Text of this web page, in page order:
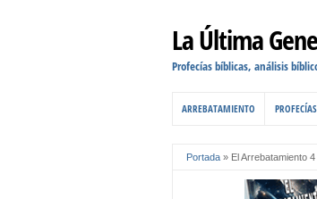
La Última
Profecías bíblicas, análisis
ARREBATAMIENTO PROFECÍAS
Portada » El Arrebatamiento